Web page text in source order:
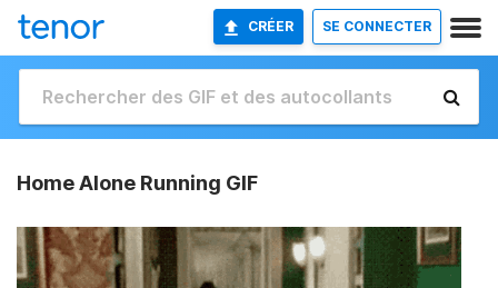
CRÉER SE CONNECTER
Home Alone Running GIF